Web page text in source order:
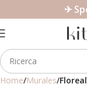
✈
Home Murales